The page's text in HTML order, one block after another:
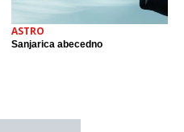
ASTRO
Sanjarica abecedno